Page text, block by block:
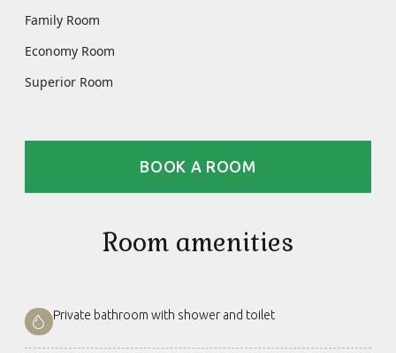
Family Room
Economy Room
Superior Room
BOOK A ROOM
Room amenities
Private bathroom with shower and toilet